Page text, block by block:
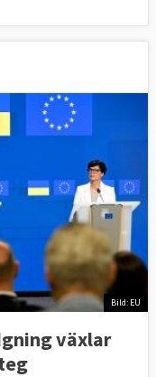
Bild: EU
växlar